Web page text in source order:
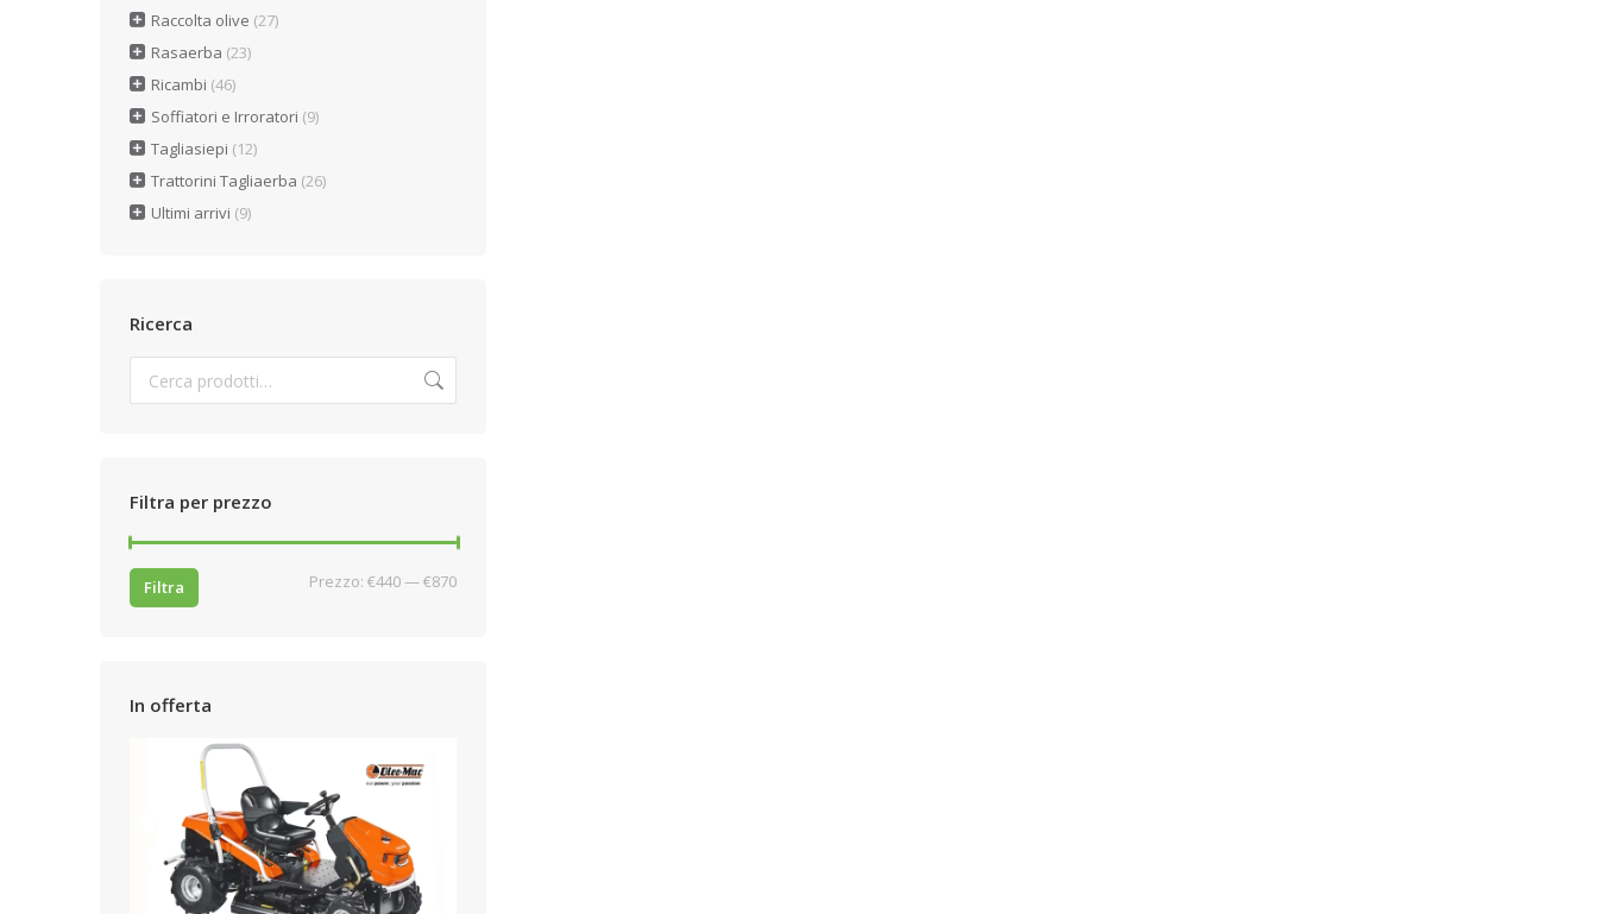
Raccolta olive (27)
Rasaerba (23)
Ricambi (46)
Soffiatori e Irroratori (9)
Tagliasiepi (12)
Trattorini Tagliaerba (26)
Ultimi arrivi (9)
Ricerca
Filtra per prezzo
Prezzo
Prezzo
Filtra Prezzo: €440—€870
In offerta